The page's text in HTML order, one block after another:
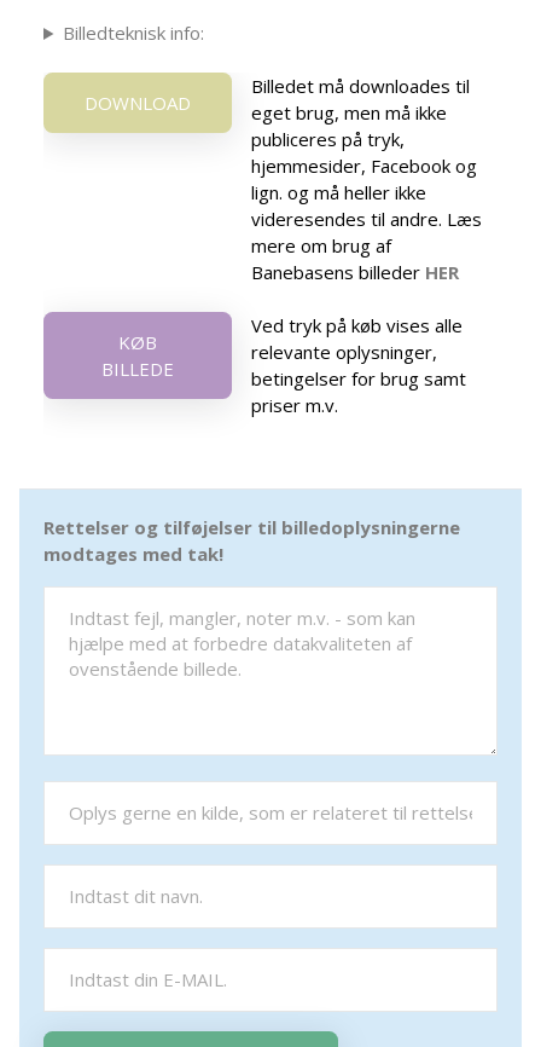
Billedteknisk info:
DOWNLOAD
Billedet må downloades til
eget brug, men må ikke
publiceres på tryk,
hjemmesider, Facebook og
lign. og må heller ikke
videresendes til andre. Læs
mere om brug af
Banebasens billeder HER
KØB
BILLEDE
Ved tryk på køb vises alle
relevante oplysninger,
betingelser for brug samt
priser m.v.
Rettelser og tilføjelser til billedoplysningerne
modtages med tak!